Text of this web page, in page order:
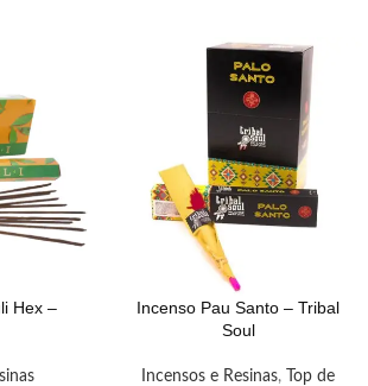
Hex –
Incenso Pau Santo – Tribal
Soul
Incensos e Resinas,
Top de